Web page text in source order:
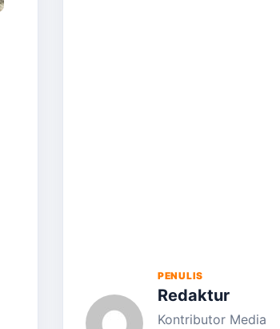
PENULIS
Redaktur
Kontributor Media